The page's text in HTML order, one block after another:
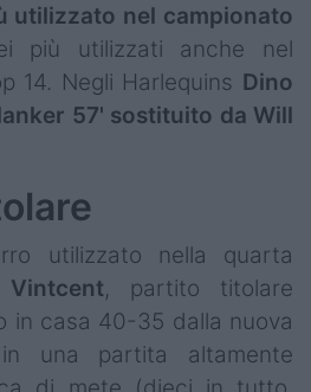
utilizzato nel campionato
più utilizzati anche nel
14. Negli Harlequins Dino
57' sostituito da Will
utilizzato nella quarta
Vintcent, partito titolare
in casa 40-35 dalla nuova
una partita altamente